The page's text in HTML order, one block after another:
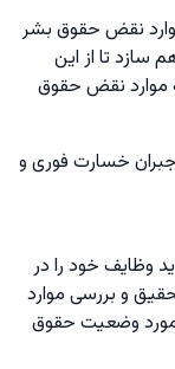
نقض حقوق بشر
سازد تا از این
موارد نقض حقوق
جبران خسارت فوری و
وظایف خود را در
و بررسی موارد
وضعیت حقوق